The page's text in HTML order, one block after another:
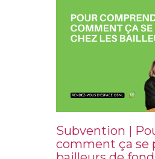
Subvention |
comment ça se